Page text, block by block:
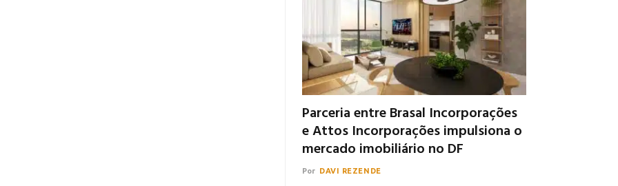
Parceria entre Brasal Incorporações
e Attos Incorporações impulsiona o
mercado imobiliário no DF
Por DAVI REZENDE